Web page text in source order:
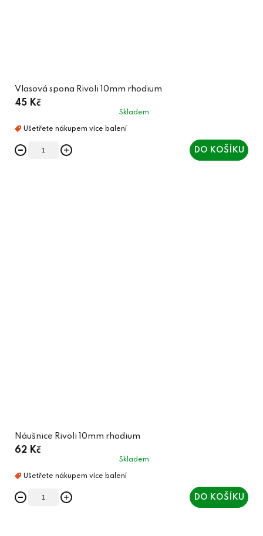
Vlasová spona Rivoli 10mm rhodium
45 Kč
Skladem
DO KOŠÍKU
Náušnice Rivoli 10mm rhodium
62 Kč
Skladem
DO KOŠÍKU